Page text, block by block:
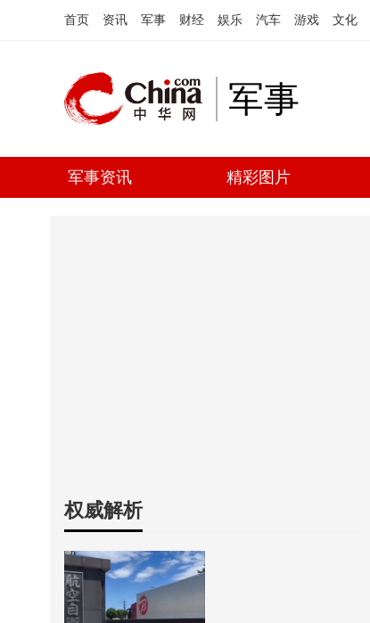
首页 资讯 军事 财经 娱乐 汽车 游戏 文化
军事
军事资讯 精彩图片
权威解析